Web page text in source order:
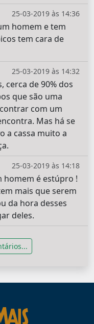
25-03-2019 às 14:36
homem e tem
tem cara de
25-03-2019 às 14:32
cerca de 90% dos
que são uma
com um
Mas há se
a cassa muito a
25-03-2019 às 14:18
homem é estúpro !
mais que serem
da hora desses
deles.